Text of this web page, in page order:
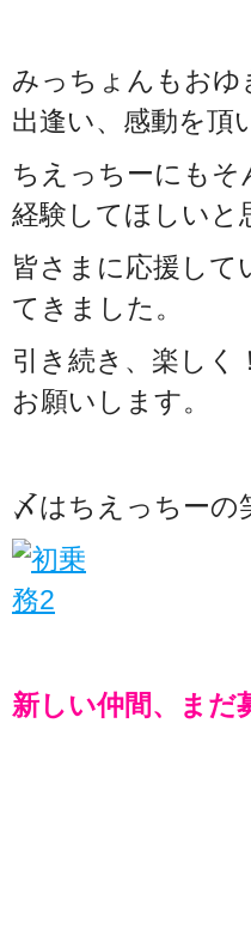
みっちょんもお
出逢い、感動を頂
ちえっちーにも
経験してほしいと
皆さまに応援し
てきました。
引き続き、楽しく
お願いします。
〆はちえっちーの
新しい仲間、まだ